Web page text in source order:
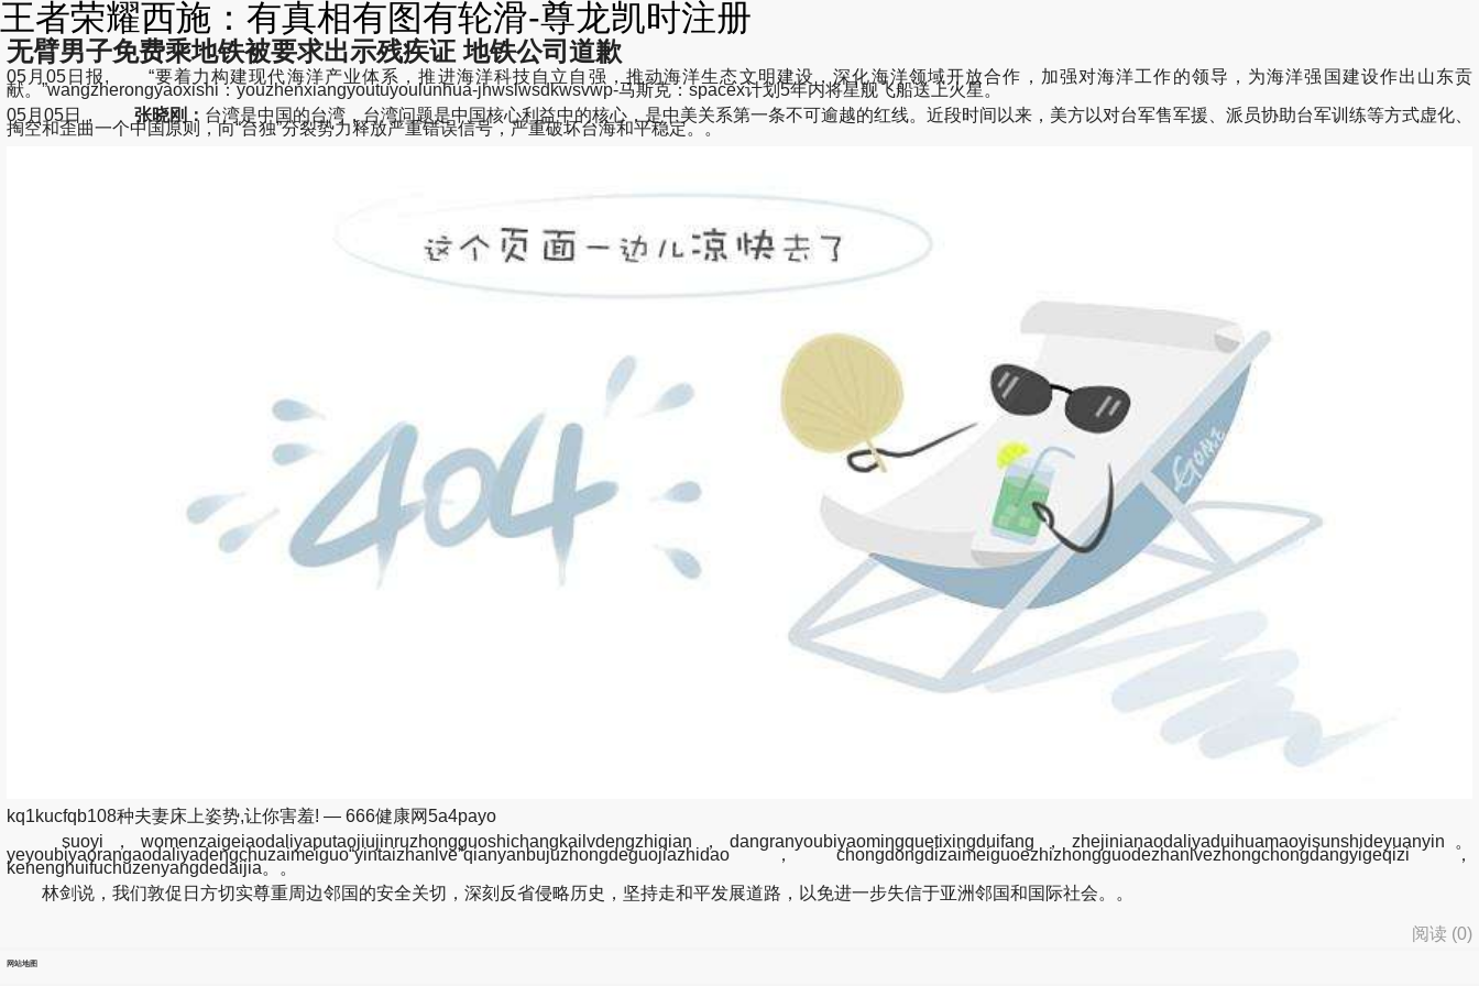
王者荣耀西施：有真相有图有轮滑-尊龙凯时注册
无臂男子免费乘地铁被要求出示残疾证 地铁公司道歉
05月05日报, “要着力构建现代海洋产业体系，推进海洋科技自立自强，推动海洋生态文明建设，深化海洋领域开放合作，加强对海洋工作的领导，为海洋强国建设作出山东贡
献。”wangzherongyaoxishi：youzhenxiangyoutuyoulunhua-jhwslwsdkwsvwp-马斯克：spacex计划5年内将星舰飞船送上火星。
05月05日， 张晓刚： 台湾是中国的台湾，台湾问题是中国核心利益中的核心，是中美关系第一条不可逾越的红线。近段时间以来，美方以对台军售军援、派员协助台军训练等方式虚化、
掏空和歪曲一个中国原则，向“台独”分裂势力释放严重错误信号，严重破坏台海和平稳定。。
kq1kucfqb108种夫妻床上姿势,让你害羞! — 666健康网5a4payo
suoyi，womenzaigeiaodaliyaputaojiujinruzhongguoshichangkailvdengzhiqian，dangranyoubiyaomingquetixingduifang，zhejinianaodaliyaduihuamaoyisunshideyuanyin。
yeyoubiyaorangaodaliyadengchuzaimeiguo“yintaizhanlve”qianyanbujuzhongdeguojiazhidao，chongdongdizaimeiguoezhizhongguodezhanlvezhongchongdangyigeqizi，
kenenghuifuchuzenyangdedaijia。。
林剑说，我们敦促日方切实尊重周边邻国的安全关切，深刻反省侵略历史，坚持走和平发展道路，以免进一步失信于亚洲邻国和国际社会。。
阅读 (0)
网站地图